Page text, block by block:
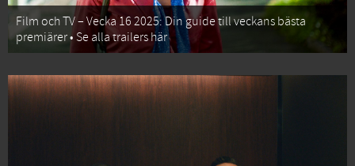
Film och TV – Vecka 16 2025: Din guide till veckans bästa
premiärer • Se alla trailers här